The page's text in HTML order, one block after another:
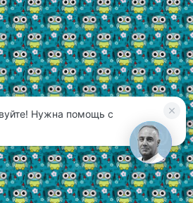
3
Нужна помощь с